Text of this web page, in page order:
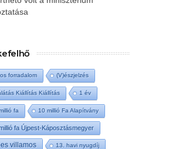
forradalom (V)észjelzés
Kiállítás Kiállítás 1 év
fa 10 millió Fa Alapítvány
fa Újpest-Káposztásmegyer
villamos 13. havi nyugdíj